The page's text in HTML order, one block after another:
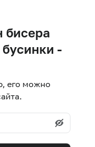
бисера
-
его можно